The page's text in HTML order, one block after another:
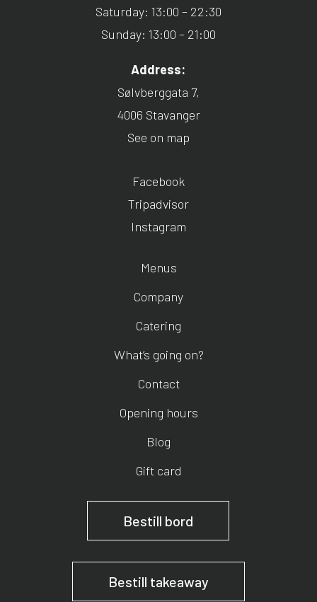
Saturday: 13:00 – 22:30
Sunday: 13:00 – 21:00
Address:
Sølvberggata 7,
4006 Stavanger
See on map
Facebook
Tripadvisor
Instagram
Menus
Company
Catering
What’s going on?
Contact
Opening hours
Blog
Gift card
Bestill bord
Bestill takeaway